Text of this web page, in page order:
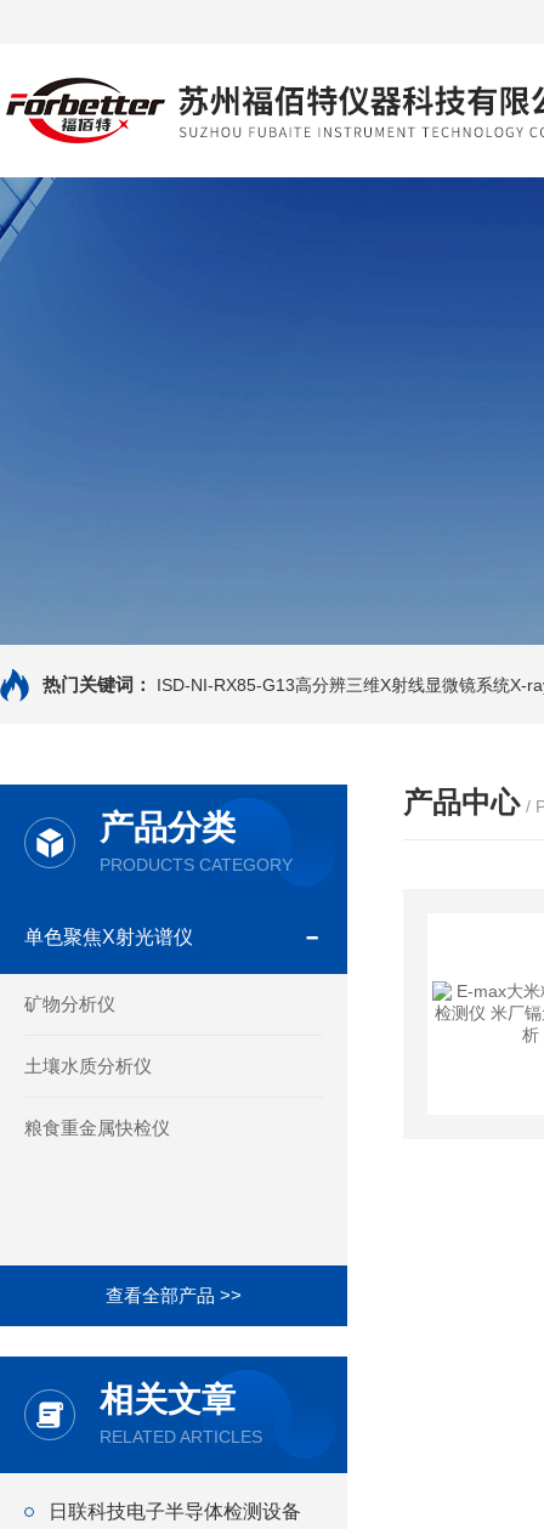
热门关键词： ISD-NI-RX85-G13高分辨三维X射线显微镜系统X-
产品分类
PRODUCTS CATEGORY
单色聚焦X射光谱仪
矿物分析仪
土壤水质分析仪
粮食重金属快检仪
查看全部产品 >>
相关文章
RELATED ARTICLES
日联科技电子半导体检测设备
产品中心 /